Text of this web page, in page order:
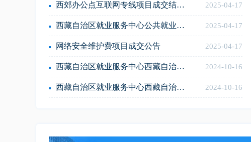
西郊办公点互联网专线项目成交结果公告 2025-04-17
西藏自治区就业服务中心公共就业系统商用密码应用安全性评估项目成交结果公告 2025-04-17
网络安全维护费项目成交公告 2025-04-17
西藏自治区就业服务中心西藏自治区就业一体化平台建设项目-等级保护测评竞争性 磋商 2024-10-16
西藏自治区就业服务中心西藏自治区就业一体化平台建设项目-密码测评竞争性磋商 2024-10-16